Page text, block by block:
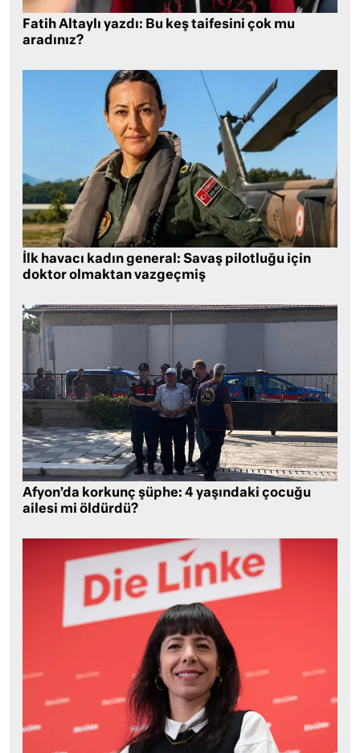
Fatih Altaylı yazdı: Bu keş taifesini çok mu
aradınız?
İlk havacı kadın general: Savaş pilotluğu için
doktor olmaktan vazgeçmiş
Afyon’da korkunç şüphe: 4 yaşındaki çocuğu
ailesi mi öldürdü?